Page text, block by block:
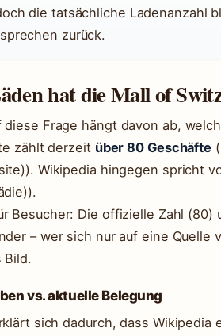
die tatsächliche Ladenanzahl
zurück.
hat die Mall of
Frage hängt davon ab,
zählt derzeit über 80 Geschäfte
Wikipedia hingegen spricht
Besucher: Die offizielle Zahl (80)
– wer sich nur auf eine Quelle
Bild.
vs. aktuelle Belegung
sich dadurch, dass Wikipedia